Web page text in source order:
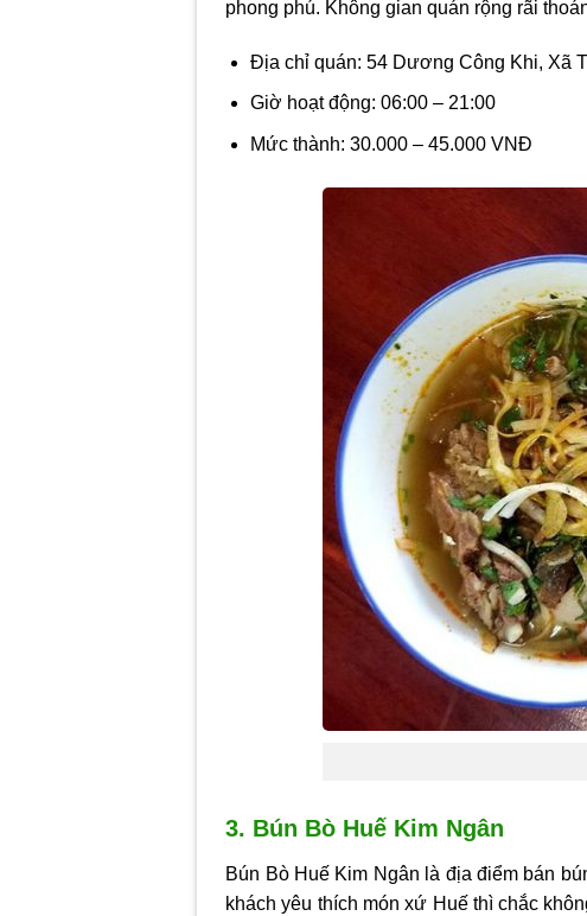
phong phú. Không gian quán rộng rãi
Địa chỉ quán: 54 Dương Công Khi, Xã
Giờ hoạt động: 06:00 – 21:00
Mức thành: 30.000 – 45.000 VNĐ
3. Bún Bò Huế Kim Ngân
Bún Bò Huế Kim Ngân là địa điểm bán
khách yêu thích món xứ Huế thì chắc